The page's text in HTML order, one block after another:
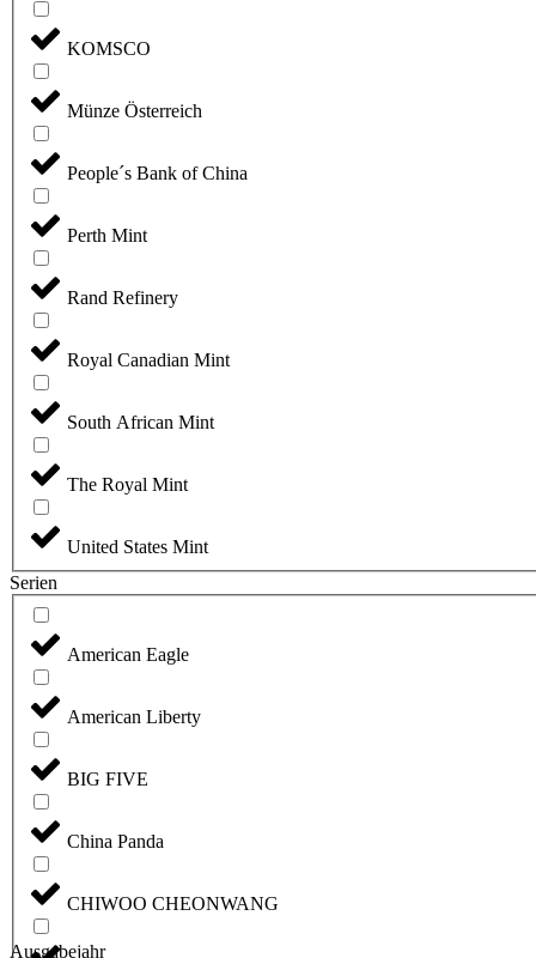
KOMSCO
Münze Österreich
People´s Bank of China
Perth Mint
Rand Refinery
Royal Canadian Mint
South African Mint
The Royal Mint
United States Mint
Serien
American Eagle
American Liberty
BIG FIVE
China Panda
CHIWOO CHEONWANG
Ausgabejahr